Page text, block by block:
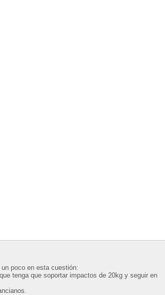
poco en esta cuestión:
tenga que soportar impactos de 20kg y seguir en